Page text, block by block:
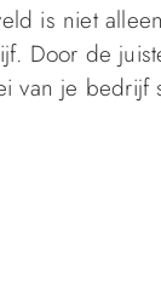
is niet
Door de
van je